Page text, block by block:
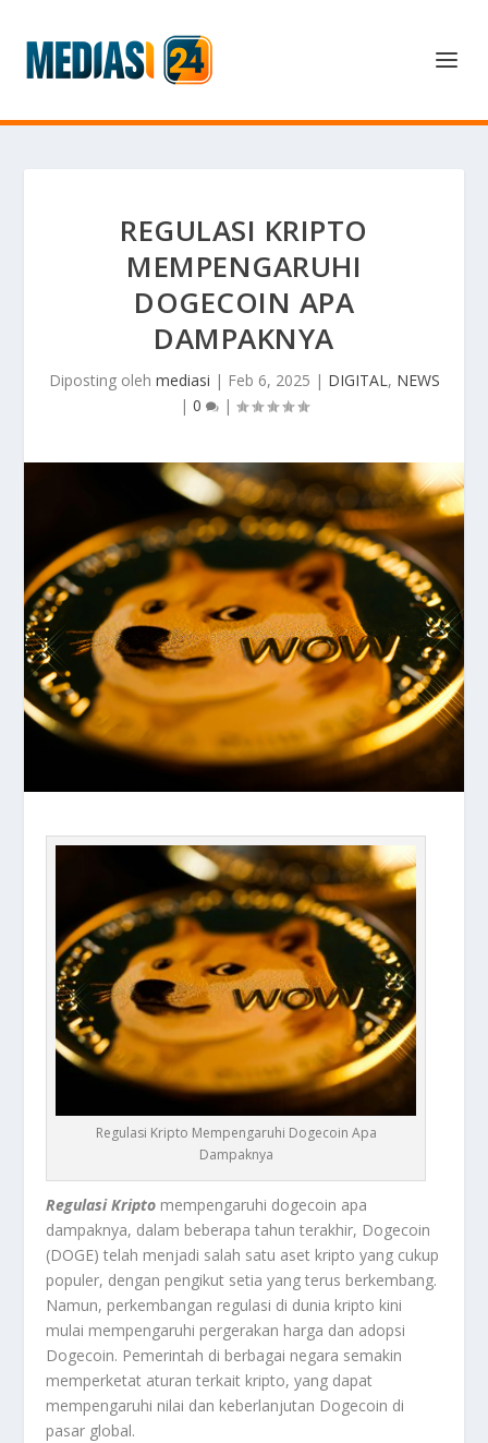
REGULASI KRIPTO
MEMPENGARUHI
DOGECOIN APA
DAMPAKNYA
Diposting oleh mediasi | Feb 6, 2025 | DIGITAL, NEWS
| 0 |
Regulasi Kripto Mempengaruhi Dogecoin Apa
Dampaknya
Regulasi Kripto mempengaruhi dogecoin apa
dampaknya, dalam beberapa tahun terakhir, Dogecoin
(DOGE) telah menjadi salah satu aset kripto yang cukup
populer, dengan pengikut setia yang terus berkembang.
Namun, perkembangan regulasi di dunia kripto kini
mulai mempengaruhi pergerakan harga dan adopsi
Dogecoin. Pemerintah di berbagai negara semakin
memperketat aturan terkait kripto, yang dapat
mempengaruhi nilai dan keberlanjutan Dogecoin di
pasar global.